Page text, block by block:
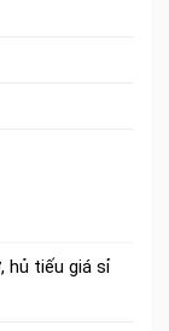
hủ tiếu giá sỉ